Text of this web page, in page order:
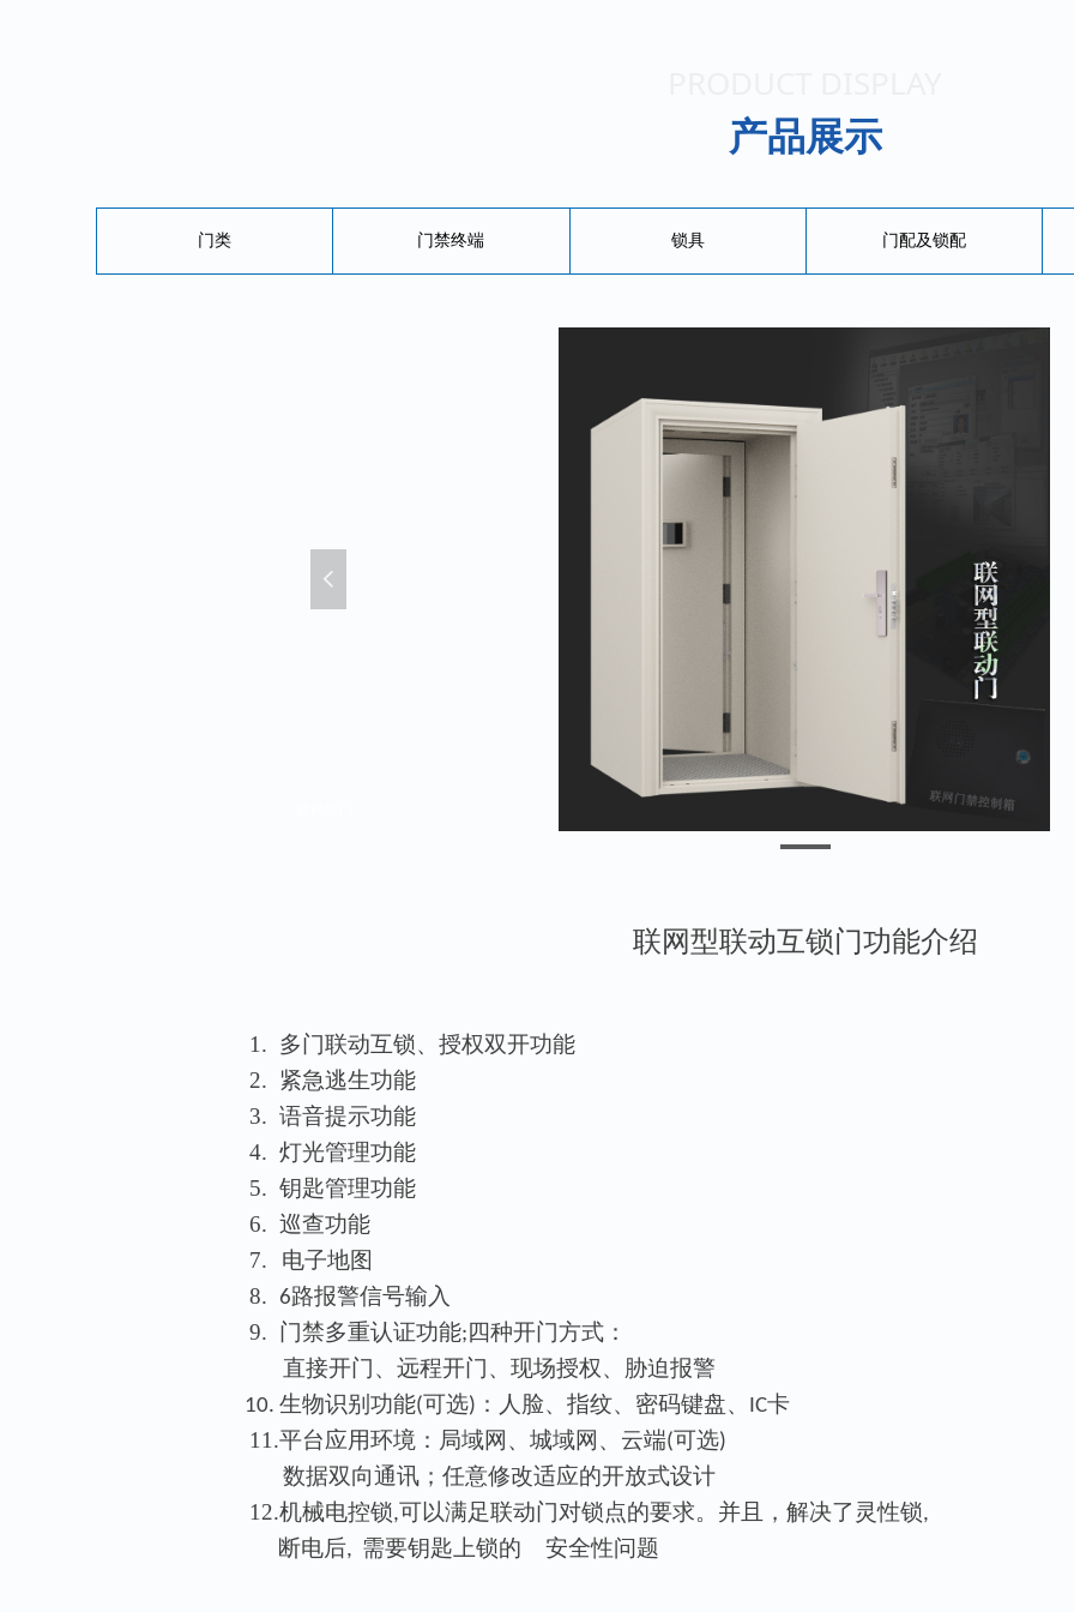
产品展示
门类 门禁终端 锁具 门配及锁配
넳
联网型联动互锁门功能介绍
1. 多门联动互锁、授权双开功能
2. 紧急逃生功能
3.语音提示功能
4.灯光管理功能
5.钥匙管理功能
6.巡查功能
7.
电子地图
8. 6路报警信号输入
9. 门禁多重认证功能; 四种开门方式 ：
直接开门、远程开门、现场授权、胁迫报警
10. 生物识别功能(可选) ：人脸、指纹、密码键盘、 IC卡
11.平台应用环境：局域网、城域网、云端(可选)
数据双向通讯；任意修改适应的开放式设计
12.机械电控锁,可以满足联动门对锁点的要求。并且，解决了灵性锁,
断电后, 需要钥匙上锁的 安全性问题